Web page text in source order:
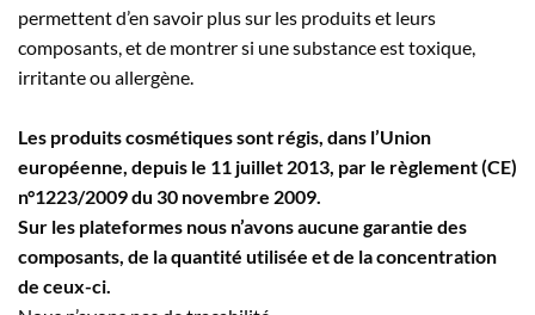
permettent d’en savoir plus sur les produits et leurs
composants, et de montrer si une substance est toxique,
irritante ou allergène.
Les produits cosmétiques sont régis, dans l’Union
européenne, depuis le 11 juillet 2013, par le règlement (CE)
n°1223/2009 du 30 novembre 2009.
Sur les plateformes nous n’avons aucune garantie des
composants, de la quantité utilisée et de la concentration
de ceux-ci.